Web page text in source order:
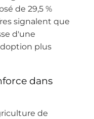
de 29,5 %
signalent que
d'une
plus
dans
de